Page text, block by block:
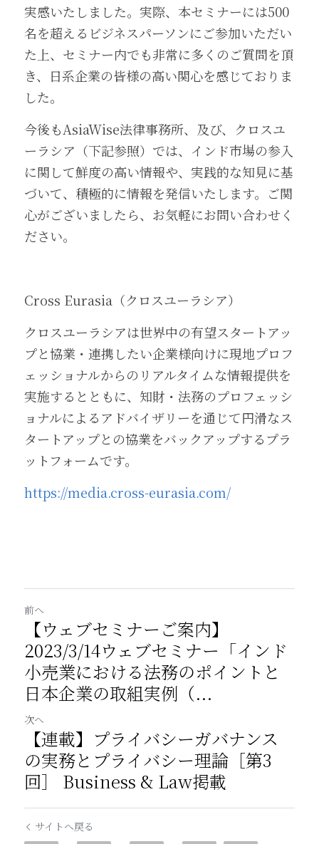
実感いたしました。実際、本セミナーには500
名を超えるビジネスパーソンにご参加いただい
た上、セミナー内でも非常に多くのご質問を頂
き、日系企業の皆様の高い関心を感じておりま
した。
今後もAsiaWise法律事務所、及び、クロスユ
ーラシア（下記参照）では、インド市場の参入
に関して鮮度の高い情報や、実践的な知見に基
づいて、積極的に情報を発信いたします。ご関
心がございましたら、お気軽にお問い合わせく
ださい。
Cross Eurasia（クロスユーラシア）
クロスユーラシアは世界中の有望スタートアッ
プと協業・連携したい企業様向けに現地プロフ
ェッショナルからのリアルタイムな情報提供を
実施するとともに、知財・法務のプロフェッシ
ョナルによるアドバイザリーを通じて円滑なス
タートアップとの協業をバックアップするプラ
ットフォームです。
https://media.cross-eurasia.com/
前へ
【ウェブセミナーご案内】
2023/3/14ウェブセミナー「インド
小売業における法務のポイントと
日本企業の取組実例（...
次へ
【連載】プライバシーガバナンス
の実務とプライバシー理論［第3
回］ Business & Law掲載
サイトへ戻る